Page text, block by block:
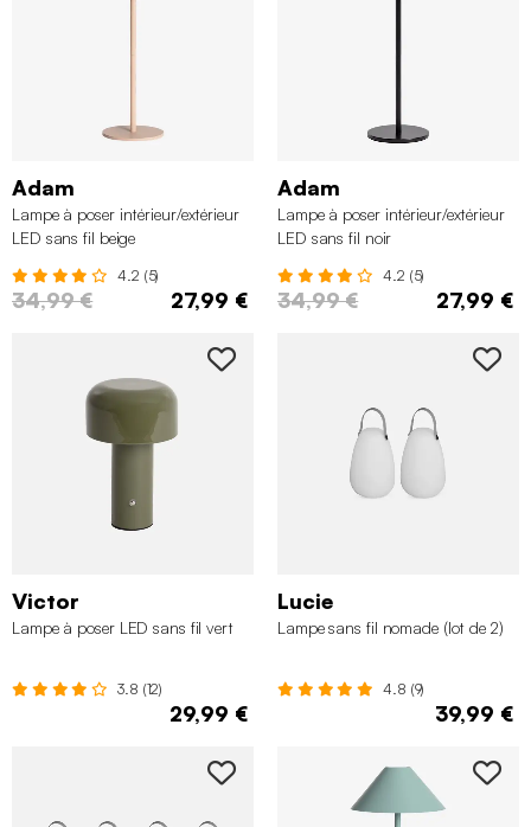
Adam
Lampe à poser intérieur/extérieur
LED sans fil beige
4.2 (5)
34,99 € 27,99 €
Adam
Lampe à poser intérieur/extérieur
LED sans fil noir
4.2 (5)
34,99 € 27,99 €
Victor
Lampe à poser LED sans fil vert
3.8 (12)
29,99 €
Lucie
Lampe sans fil nomade (lot de 2)
4.8 (9)
39,99 €